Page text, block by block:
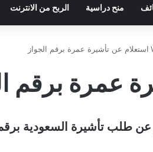
منح دراسية الربح من الانترنت
استعلام عن تأشيرة عمرة برقم الجواز
عمرة برقم
طلب تأشيرة السعودية برقم